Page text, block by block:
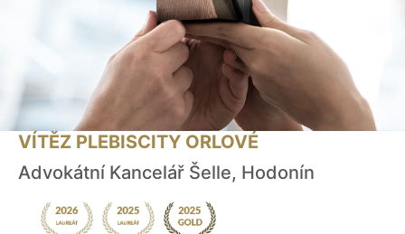
VÍTĚZ PLEBISCITY ORLOVÉ
Advokátní Kancelář Šelle, Hodonín